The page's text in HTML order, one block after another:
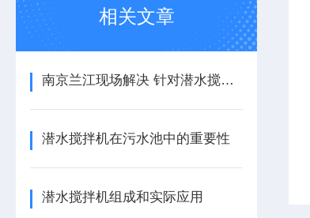
相关文章
南京兰江现场解决 针对潜水搅拌机卡住问题
潜水搅拌机在污水池中的重要性
潜水搅拌机组成和实际应用